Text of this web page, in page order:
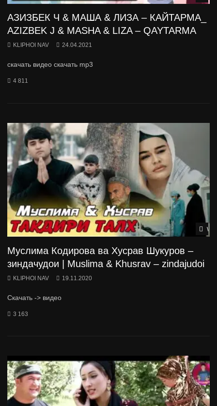
АЗИЗБЕК Ч & МАША & ЛИЗА – КАЙТАРМА_
AZIZBEK J & MASHA & LIZA – QAYTARMA
KLIPHOI NAV 24.04.2021
скачать видео скачать mp3
4 811
Муслима Кодирова ва Хусрав Шукуров –
зиндачудои | Muslima & Khusrav – zindajudoi
KLIPHOI NAV 19.11.2020
Скачать -> видео
3 163